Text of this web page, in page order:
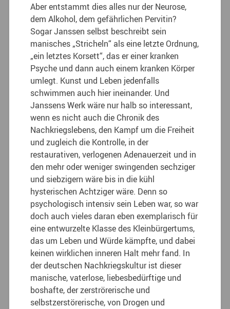
Aber entstammt dies alles nur der Neurose,
dem Alkohol, dem gefährlichen Pervitin?
Sogar Janssen selbst beschreibt sein
manisches „Stricheln“ als eine letzte Ordnung,
„ein letztes Korsett“, das er einer kranken
Psyche und dann auch einem kranken Körper
umlegt. Kunst und Leben jedenfalls
schwimmen auch hier ineinander. Und
Janssens Werk wäre nur halb so interessant,
wenn es nicht auch die Chronik des
Nachkriegslebens, den Kampf um die Freiheit
und zugleich die Kontrolle, in der
restaurativen, verlogenen Adenauerzeit und in
den mehr oder weniger swingenden sechziger
und siebzigern wäre bis in die kühl
hysterischen Achtziger wäre. Denn so
psychologisch intensiv sein Leben war, so war
doch auch vieles daran eben exemplarisch für
eine entwurzelte Klasse des Kleinbürgertums,
das um Leben und Würde kämpfte, und dabei
keinen wirklichen inneren Halt mehr fand. In
der deutschen Nachkriegskultur ist dieser
manische, vaterlose, liebesbedürftige und
boshafte, der zerströrerische und
selbstzerstörerische, von Drogen und